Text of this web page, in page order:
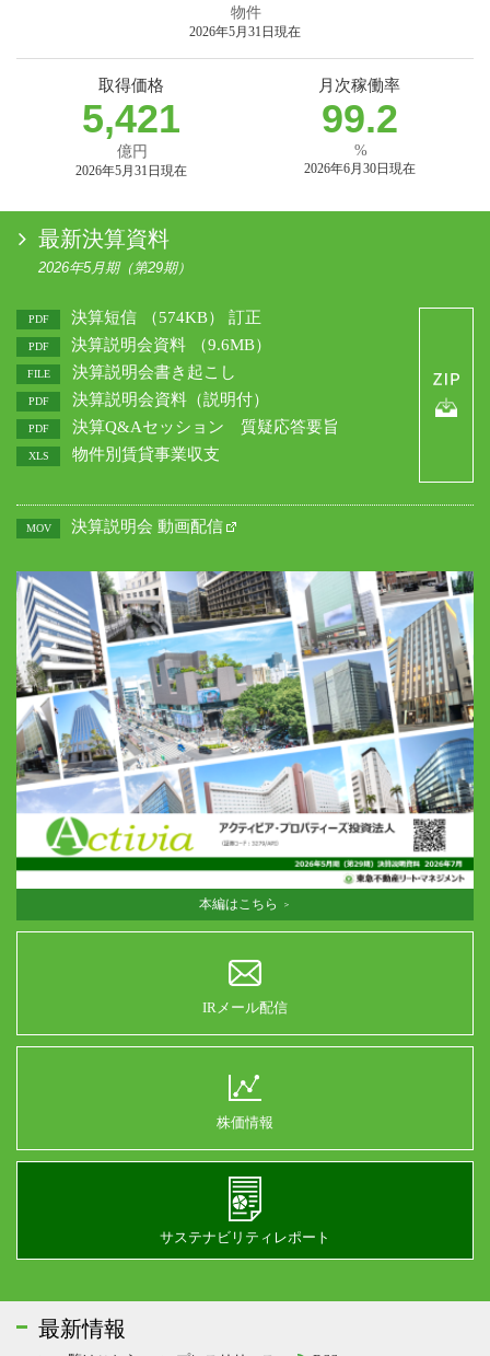
物件
2026年5月31日現在
取得価格
5,421
億円
2026年5月31日現在
月次稼働率
99.2
%
2026年6月30日現在
最新決算資料
2026年5月期（第29期）
PDF 決算短信 （574KB） 訂正
PDF 決算説明会資料 （9.6MB）
FILE 決算説明会書き起こし
PDF 決算説明会資料（説明付）
PDF 決算Q&Aセッション 質疑応答要旨
XLS 物件別賃貸事業収支
MOV 決算説明会 動画配信
本編はこちら
IRメール配信
株価情報
サステナビリティレポート
最新情報